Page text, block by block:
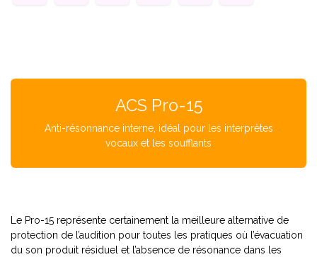
ACS Pro-15
Anti-résonnance interne, idéal pour les interprètes
vocaux et les soufflants
Le Pro-15 représente certainement la meilleure alternative de
protection de l’audition pour toutes les pratiques où l’évacuation
du son produit résiduel et l’absence de résonance dans les